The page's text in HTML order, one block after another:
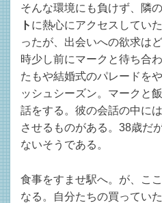
そんな環境にも負けず、隣
ト に熱心にアクセスしてい
ったが、出会いへの欲求は
時少し前にマークと待ち合
たもや結婚式のパレードを
ッシュシーズン。マークと
話をする。彼の会話の中に
させるものがある。38歳だ
ないそうである。
食事をすませ駅へ。が、こ
なる。自分たちの買ってい